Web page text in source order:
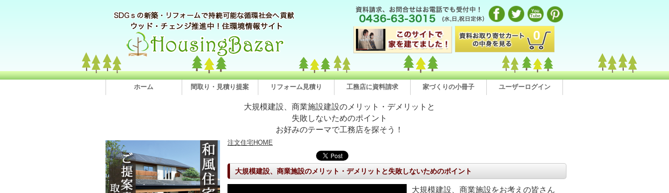
0
ホーム 間取り・見積り提案 リフォーム見積り 工務店に資料請求 家づくりの小冊子 ユーザーログイン
大規模建設、商業施設建設のメリット・デメリットと
失敗しないためのポイント
お好みのテーマで工務店を探そう！
注文住宅HOME
大規模建設、商業施設のメリット・デメリットと失敗しないためのポイント
大規模建設、商業施設をお考えの皆さん